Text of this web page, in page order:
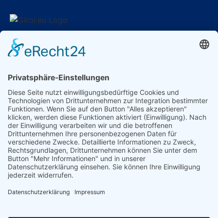
GIROL Germany
58840 Plettenberg
Ust.-ID: DE370009775
Kontakt
E-Mail: info@girol.eu
Rechtliches
Datenschutz